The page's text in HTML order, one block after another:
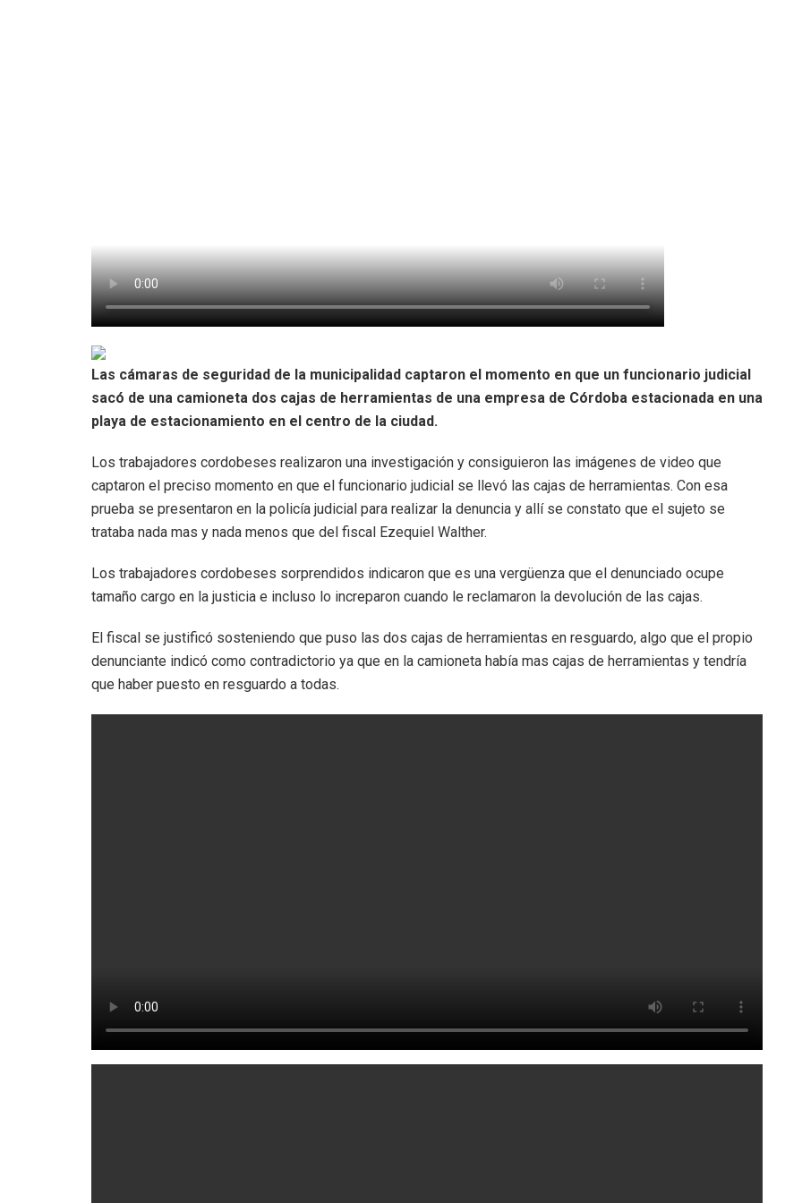
Las cámaras de seguridad de la municipalidad captaron el momento en que un funcionario judicial
sacó de una camioneta dos cajas de herramientas de una empresa de Córdoba estacionada en una
playa de estacionamiento en el centro de la ciudad.
Los trabajadores cordobeses realizaron una investigación y consiguieron las imágenes de video que
captaron el preciso momento en que el funcionario judicial se llevó las cajas de herramientas. Con esa
prueba se presentaron en la policía judicial para realizar la denuncia y allí se constato que el sujeto se
trataba nada mas y nada menos que del fiscal Ezequiel Walther.
Los trabajadores cordobeses sorprendidos indicaron que es una vergüenza que el denunciado ocupe
tamaño cargo en la justicia e incluso lo increparon cuando le reclamaron la devolución de las cajas.
El fiscal se justificó sosteniendo que puso las dos cajas de herramientas en resguardo, algo que el propio
denunciante indicó como contradictorio ya que en la camioneta había mas cajas de herramientas y tendría
que haber puesto en resguardo a todas.